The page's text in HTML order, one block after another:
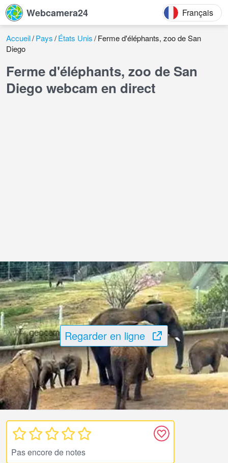
Webcamera24 Français
Accueil Pays États Unis Ferme d'éléphants, zoo de San
Diego
Ferme d'éléphants, zoo de San
Diego webcam en direct
Regarder en ligne
Pas encore de notes